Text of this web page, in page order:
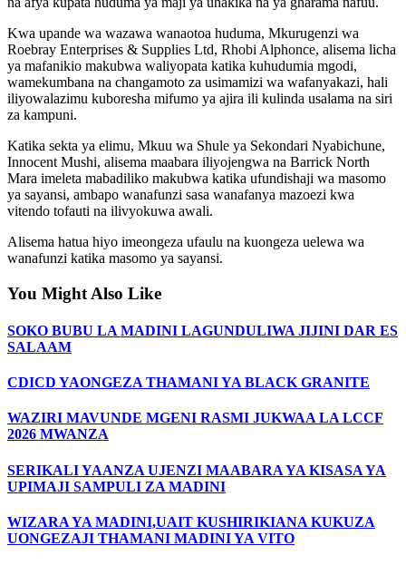
Kwa upande wa wazawa wanaotoa huduma, Mkurugenzi wa
Roebray Enterprises & Supplies Ltd, Rhobi Alphonce, alisema licha
ya mafanikio makubwa waliyopata katika kuhudumia mgodi,
wamekumbana na changamoto za usimamizi wa wafanyakazi, hali
iliyowalazimu kuboresha mifumo ya ajira ili kulinda usalama na siri
za kampuni.
Katika sekta ya elimu, Mkuu wa Shule ya Sekondari Nyabichune,
Innocent Mushi, alisema maabara iliyojengwa na Barrick North
Mara imeleta mabadiliko makubwa katika ufundishaji wa masomo
ya sayansi, ambapo wanafunzi sasa wanafanya mazoezi kwa
vitendo tofauti na ilivyokuwa awali.
Alisema hatua hiyo imeongeza ufaulu na kuongeza uelewa wa
wanafunzi katika masomo ya sayansi.
You Might Also Like
SOKO BUBU LA MADINI LAGUNDULIWA JIJINI DAR ES
SALAAM
CDICD YAONGEZA THAMANI YA BLACK GRANITE
WAZIRI MAVUNDE MGENI RASMI JUKWAA LA LCCF
2026 MWANZA
SERIKALI YAANZA UJENZI MAABARA YA KISASA YA
UPIMAJI SAMPULI ZA MADINI
WIZARA YA MADINI,UAIT KUSHIRIKIANA KUKUZA
UONGEZAJI THAMANI MADINI YA VITO